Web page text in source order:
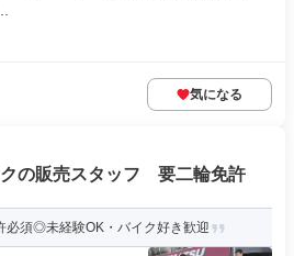
気になる
の販売スタッフ 要二輪免許
必須◎未経験OK・バイク好き歓迎